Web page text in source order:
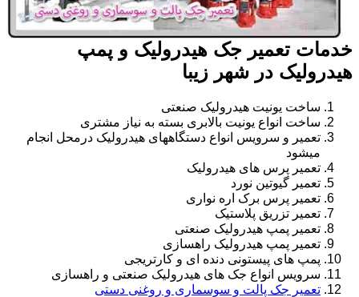
خدمات تعمیر جک هیدرولیک و پمپ
هیدرولیک در شهر زیبا
ساخت یونیت هیدرولیک صنعتی
ساخت انواع یونیت بالابری بسته به نیاز مشتری
تعمیر و سرویس انواع دستگاههای هیدرولیک درمحل انجام
میشود
تعمیر پرس های هیدرولیک
تعمیر گیوتین نورد
تعمیر پرس برک اره نواری
تعمیر تزریق پلاستیک
تعمیر پمپ هیدرولیک صنعتی
تعمیر پمپ هیدرولیک راهسازی
پمپ های پیستونی دنده ای و کارتریجی
سرویس انواع جک های هیدرولیک صنعتی و راهسازی
تعمیر جک پالت و سوسماری و روغنی دستی